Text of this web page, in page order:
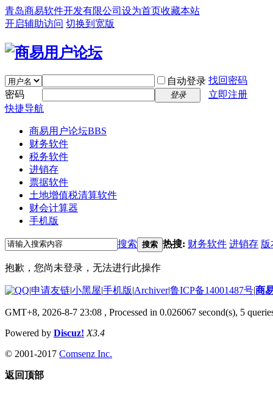
青岛商易软件开发有限公司 设为首页收藏本站
开启辅助访问 切换到宽版
自动登录 找回密码
密码
登录
立即注册
快捷导航
商易用户论坛BBS
财务软件
税务软件
进销存
票据软件
土地增值税清算软件
财会计算器
手机版
搜索 搜索 热搜: 财务软件 进销存 版
抱歉，您尚未登录，无法进行此操作
|申请友链|小黑屋|手机版|Archiver|鲁ICP备14001487号|商
GMT+8, 2026-8-7 23:08 , Processed in 0.026067 second(s), 5
Powered by Discuz! X3.4
© 2001-2017 Comsenz Inc.
返回顶部